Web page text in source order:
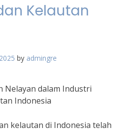
Kelautan
by admingre
Nelayan dalam Industri
Indonesia
kelautan di Indonesia telah